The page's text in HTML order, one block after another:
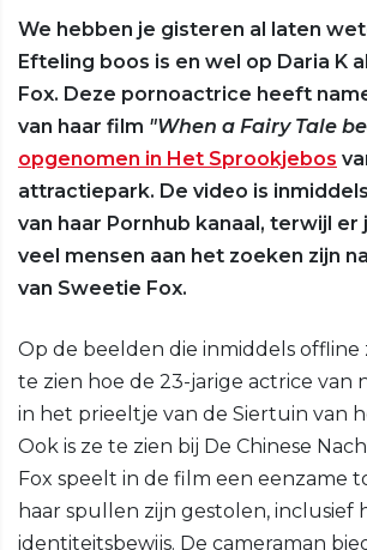
We hebben je gisteren al laten
Efteling boos is en wel op Daria K
Fox. Deze pornoactrice heeft
van haar film "When a Fairy Tale
opgenomen in Het Sprookjebos
attractiepark. De video is
van haar Pornhub kanaal, terwijl er
veel mensen aan het zoeken zijn
van Sweetie Fox.
Op de beelden die inmiddels offline
te zien hoe de 23-jarige actrice van
in het prieeltje van de Siertuin van
Ook is ze te zien bij De Chinese
Fox speelt in de film een eenzame
haar spullen zijn gestolen, inclusief
identiteitsbewijs. De cameraman